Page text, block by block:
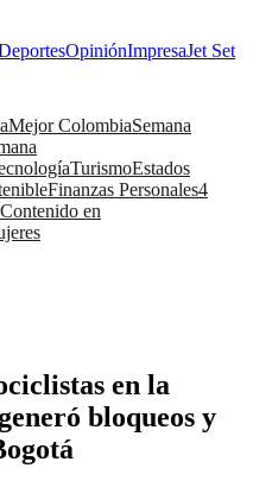
OpiniónImpresaJet Set
Mejor ColombiaSemana
TurismoEstados
Finanzas Personales4
Contenido en
en la
bloqueos y